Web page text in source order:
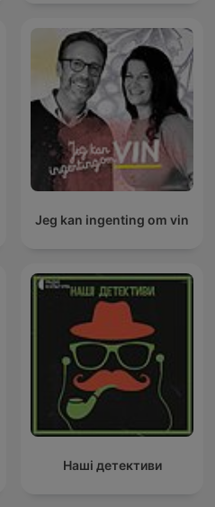
Jeg kan ingenting om vin
Наші детективи